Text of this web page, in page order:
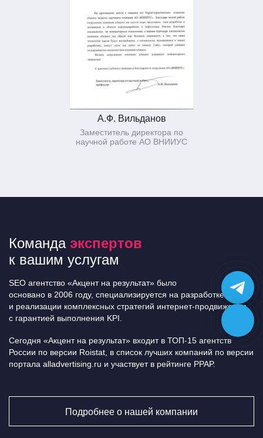
А.Ф. Вильданов
Заместитель директора по
научной работе АО ВНИИУС
Команда экспертов
к вашим услугам
SEO агентство «Акцент на результат» было
основано в 2006 году, специализируется на разработке
и реализации комплексных стратегий интернет-продвижения
с гарантией выполнения KPI.
Сегодня «Акцент на результат» входит в ТОП-15 агентств
России по версии Roistat, в список лучших компаний по версии
портала alladvertising.ru и участвует в рейтинге PPAP.
Подробнее о нашей компании